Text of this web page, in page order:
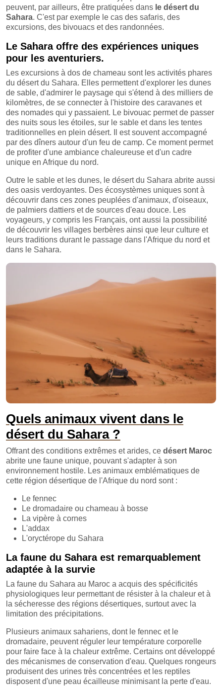
peuvent, par ailleurs, être pratiquées dans le désert du
Sahara. C'est par exemple le cas des safaris, des
excursions, des bivouacs et des randonnées.
Le Sahara offre des expériences uniques
pour les aventuriers.
Les excursions à dos de chameau sont les activités phares
du désert du Sahara. Elles permettent d'explorer les dunes
de sable, d'admirer le paysage qui s'étend à des milliers de
kilomètres, de se connecter à l'histoire des caravanes et
des nomades qui y passaient. Le bivouac permet de passer
des nuits sous les étoiles, sur le sable et dans les tentes
traditionnelles en plein désert. Il est souvent accompagné
par des dîners autour d'un feu de camp. Ce moment permet
de profiter d'une ambiance chaleureuse et d'un cadre
unique en Afrique du nord.
Outre le sable et les dunes, le désert du Sahara abrite aussi
des oasis verdoyantes. Des écosystèmes uniques sont à
découvrir dans ces zones peuplées d'animaux, d'oiseaux,
de palmiers dattiers et de sources d'eau douce. Les
voyageurs, y compris les Français, ont aussi la possibilité
de découvrir les villages berbères ainsi que leur culture et
leurs traditions durant le passage dans l'Afrique du nord et
dans le Sahara.
Quels animaux vivent dans le
désert du Sahara ?
Offrant des conditions extrêmes et arides, ce désert Maroc
abrite une faune unique, pouvant s'adapter à son
environnement hostile. Les animaux emblématiques de
cette région désertique de l'Afrique du nord sont :
Le fennec
Le dromadaire ou chameau à bosse
La vipère à cornes
L'addax
L'oryctérope du Sahara
La faune du Sahara est remarquablement
adaptée à la survie
La faune du Sahara au Maroc a acquis des spécificités
physiologiques leur permettant de résister à la chaleur et à
la sécheresse des régions désertiques, surtout avec la
limitation des précipitations.
Plusieurs animaux sahariens, dont le fennec et le
dromadaire, peuvent réguler leur température corporelle
pour faire face à la chaleur extrême. Certains ont développé
des mécanismes de conservation d'eau. Quelques rongeurs
produisent des urines très concentrées et les reptiles
disposent d'une peau écailleuse minimisant la perte d'eau.